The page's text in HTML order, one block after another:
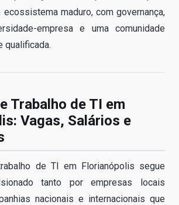
ecossistema maduro, com governança,
empresa e uma comunidade
qualificada.
Trabalho de TI em
Vagas, Salários e
de TI em Florianópolis segue
tanto por empresas locais
nacionais e internacionais que